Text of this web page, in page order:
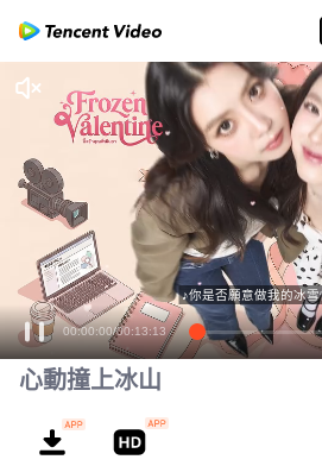
00:00:00/00:13:13
♪你是否願意做我的冰
心動撞上冰山